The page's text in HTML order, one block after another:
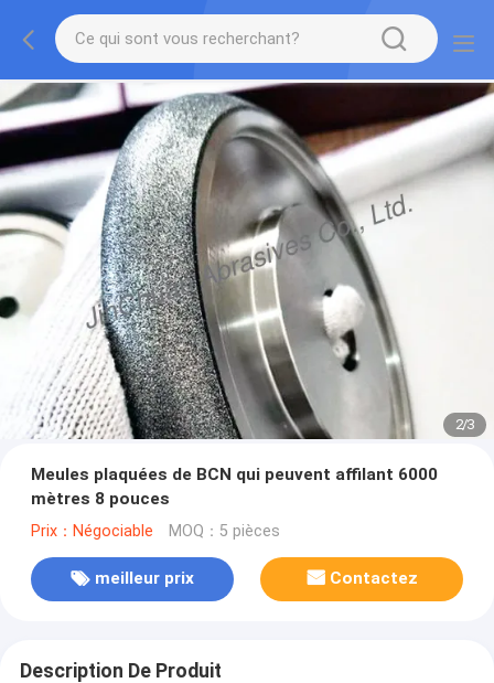
2/3
Meules plaquées de BCN qui peuvent affilant 6000
mètres 8 pouces
Prix：Négociable MOQ：5 pièces
meilleur prix Contactez
Description De Produit